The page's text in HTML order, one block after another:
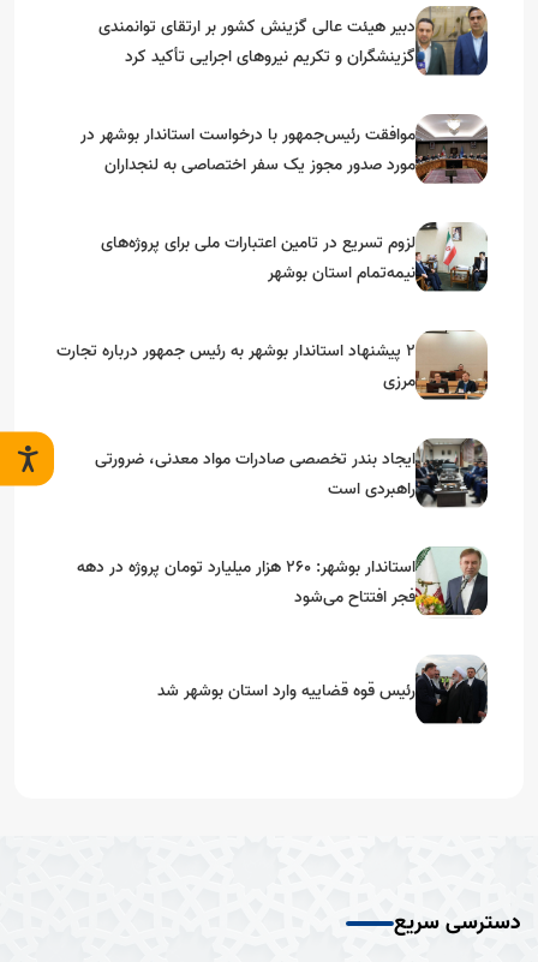
دبیر هیئت عالی گزینش کشور بر ارتقای توانمندی
گزینشگران و تکریم نیروهای اجرایی تأکید کرد
موافقت رئیس‌جمهور با درخواست استاندار بوشهر در
مورد صدور مجوز یک سفر اختصاصی به لنجداران
لزوم تسریع در تامین اعتبارات ملی برای پروژه‌های
نیمه‌تمام استان بوشهر
۲ پیشنهاد استاندار بوشهر به رئیس جمهور درباره تجارت
مرزی
ایجاد بندر تخصصی صادرات مواد معدنی، ضرورتی
راهبردی است
استاندار بوشهر: ۲۶۰ هزار میلیارد تومان پروژه در دهه
فجر افتتاح می‌شود
رئیس قوه قضاییه وارد استان بوشهر شد
دسترسی سریع